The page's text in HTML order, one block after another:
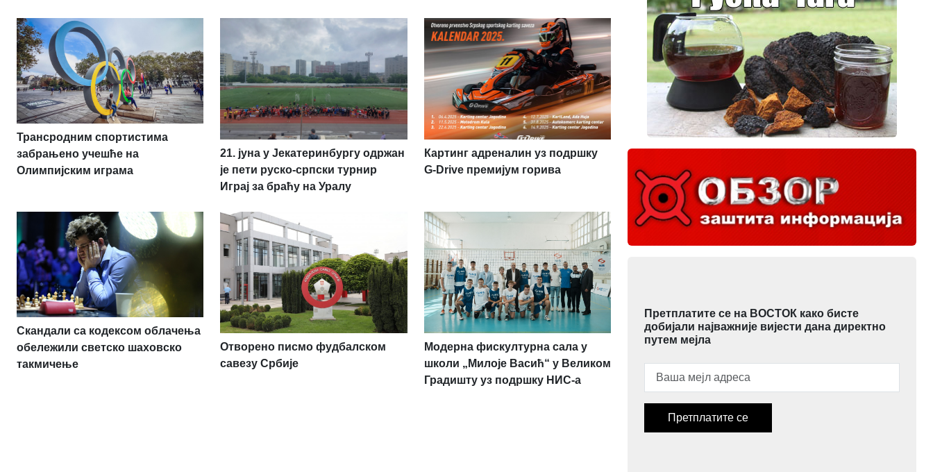
Трансродним спортистима
забрањено учешће на
Олимпијским играма
21. јуна у Јекатеринбургу одржан
је пети руско-српски турнир
Играј за браћу на Уралу
Картинг адреналин уз подршку
G-Drive премијум горива
Скандали са кодексом облачења
обележили светско шаховско
такмичење
Отворено писмо фудбалском
савезу Србије
Модерна фискултурна сала у
школи „Милоје Васић“ у Великом
Градишту уз подршку НИС-а
Претплатите се на ВОСТОК како бисте
добијали најважније вијести дана директно
путем мејла
Претплатите се